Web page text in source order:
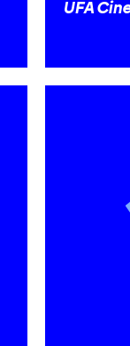
UFA